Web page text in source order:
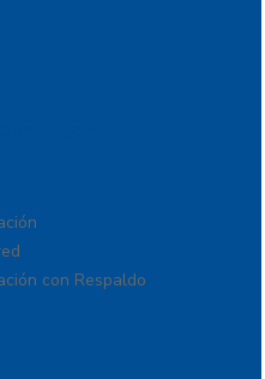
con Respaldo